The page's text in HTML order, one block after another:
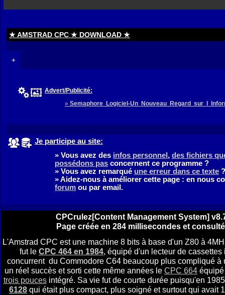
★ AMSTRAD CPC ★ DOWNLOAD ★
+
Advert/Publicité:
» Semaphore Logiciel-Un Nouveau Regard sur l
Je participe au site:
» Vous avez des infos personnel , des fichiers
possédons pas concernent ce programme ?
» Vous avez remarqué une erreur dans ce texte ?
» Aidez-nous à améliorer cette page : en nous
forum ou par email.
CPCrulez[Content Management System]
Page créée en 284 millisecondes et
L'Amstrad CPC est une machine 8 bits à base d'un Z80 à
fut le CPC 464 en 1984, équipé d'un lecteur de
concurrent du Commodore C64 beaucoup plus compliqué à
un réel succès et sorti cette même années le CPC 664
trois poucesintégré. Sa vie fut de courte durée puisqu'en
6128 qui était plus compact, plus soigné et surtout qui avait